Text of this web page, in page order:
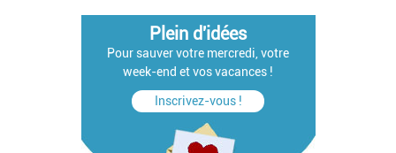
Plein d'idées
Pour sauver votre mercredi, votre
week-end et vos vacances !
Inscrivez-vous !